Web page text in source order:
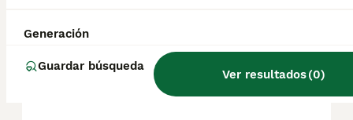
Generación
Guardar búsqueda
Ver resultados(0)
¿Cuántas horas duerme un